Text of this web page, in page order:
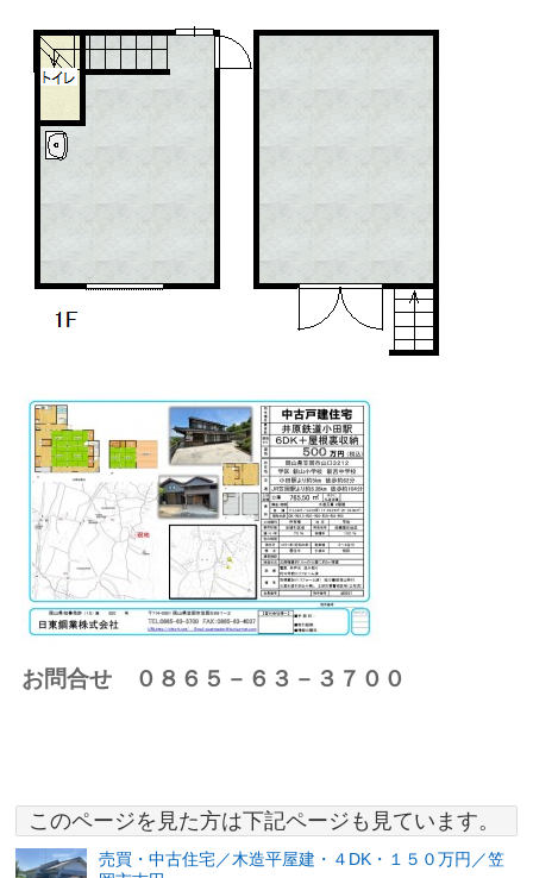
お問合せ ０８６５－６３－３７００
このページを見た方は下記ページも見ています。
売買・中古住宅／木造平屋建・４DK・１５０万円／笠